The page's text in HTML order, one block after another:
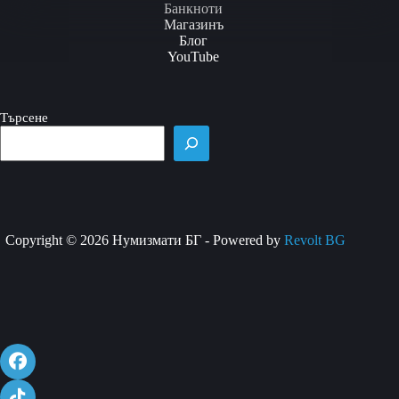
multiple
variants.
The
options
the
product
page
Банкноти
Магазинъ
Блог
YouTube
Търсене
Copyright © 2026 Нумизмати БГ - Powered byRevolt BG